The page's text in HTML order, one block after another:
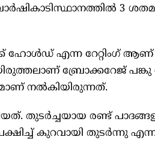
3
ഹോൾഡ് എന്ന റേറ്റിംഗ്‌ ആണ്
ബ്രോക്കറേജ് പങ്കു
നൽകിയിരുന്നത്.
തുടർച്ചയായ രണ്ട്
കുറവായി തുടർന്നു